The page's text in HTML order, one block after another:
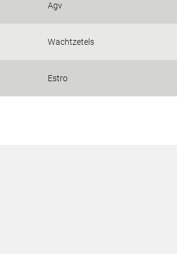
Agv
Wachtzetels
Estro